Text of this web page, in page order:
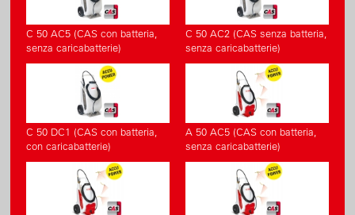
C 50 AC5 (CAS con batteria,
senza caricabatterie)
C 50 AC2 (CAS senza batteria,
senza caricabatterie)
C 50 DC1 (CAS con batteria,
con caricabatterie)
A 50 AC5 (CAS con batteria,
senza caricabatterie)